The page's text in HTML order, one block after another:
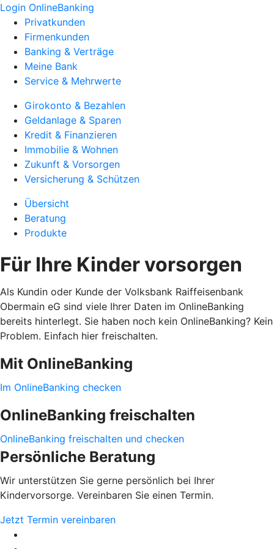
Login OnlineBanking
Privatkunden
Firmenkunden
Banking & Verträge
Meine Bank
Service & Mehrwerte
Girokonto & Bezahlen
Geldanlage & Sparen
Kredit & Finanzieren
Immobilie & Wohnen
Zukunft & Vorsorgen
Versicherung & Schützen
Übersicht
Beratung
Produkte
Für Ihre Kinder vorsorgen
Als Kundin oder Kunde der Volksbank Raiffeisenbank
Obermain eG sind viele Ihrer Daten im OnlineBanking
bereits hinterlegt. Sie haben noch kein OnlineBanking? Kein
Problem. Einfach hier freischalten.
Mit OnlineBanking
Im OnlineBanking checken
OnlineBanking freischalten
OnlineBanking freischalten und checken
Persönliche Beratung
Wir unterstützen Sie gerne persönlich bei Ihrer
Kindervorsorge. Vereinbaren Sie einen Termin.
Jetzt Termin vereinbaren